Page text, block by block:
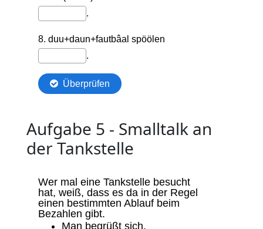
Aufgabe 5 - Smalltalk an
der Tankstelle